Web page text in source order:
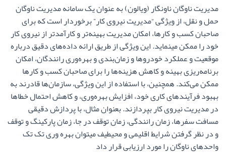
مدیریت ناوگان ناونگار (ویالون) به عنوان یک سامانه مدیریت ناوگان
حمل و نقل، از ویژگی “مدیریت نیروی کار” برخوردار است که برای
صاحبان کسب و کارها، امکان مدیریت بهینه‌تر و کارآمدتر از نیروی کار
خود را ممکن مینماید. این ویژگی از طریق ارائه داده‌های دقیق درباره
موقعیت و عملکرد خودروها و زمان‌بندی و بهره‌وری رانندگان، امکان
برنامه‌ریزی بهینه و کاهش هزینه‌ها را برای صاحبان کسب و کارها
ممکن می‌کند. همچنین، با استفاده از این ویژگی، سازمان‌ها قادرند به
بهبود فرآیندهای کاری خود، افزایش بهره‌وری، و کاهش احتمال خطاها
در مدیریت نیروی کار بپردازند. بعنوان مثال، با پردازش دقیقی
مسافت سفرها، زمان رانندگی، زمان توقف در جا، زمان پارکینگ و توقف
و در نظر گرفتن شرایط اقلیمی و محیطیف میتوان بهره وری تک تک
واحدهای ناوگان را مورد ارزیابی قرار داد